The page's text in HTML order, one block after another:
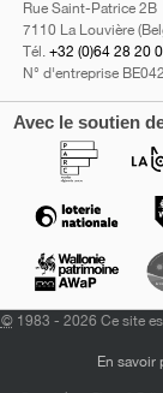
Rue Saint-Patrice 2B
7110 La Louvière
Tél. +32 (0)64 28 20
N° d'entreprise
Avec le soutien
©1983 - 2026 Ce site
En savoir